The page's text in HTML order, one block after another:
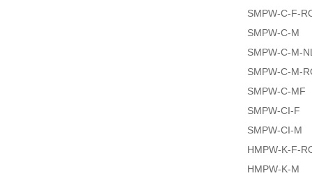
SMPW-C-F-
SMPW-C-M
SMPW-C-M-
SMPW-C-M-
SMPW-C-MF
SMPW-CI-F
SMPW-CI-M
HMPW-K-F-
HMPW-K-M